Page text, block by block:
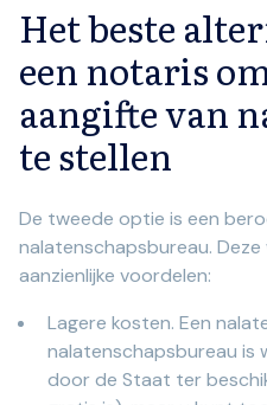
Het beste
een notaris
aangifte van
te stellen
De tweede optie is een
nalatenschapsbureau.
aanzienlijke voordelen:
Lagere kosten. Een
nalatenschapsbureau is
door de Staat ter